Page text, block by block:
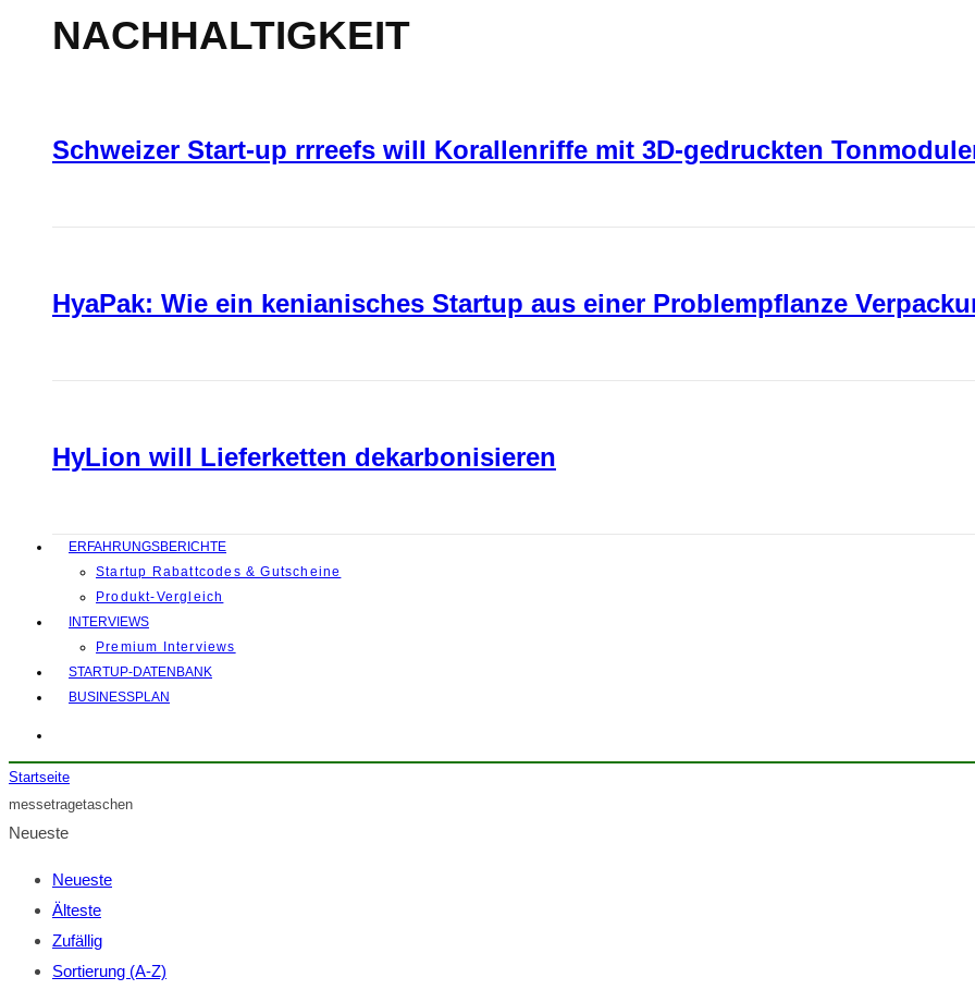
NACHHALTIGKEIT
Schweizer Start-up rrreefs will Korallenriffe mit 3D-gedruckten
HyaPak: Wie ein kenianisches Startup aus einer Problempflanze
HyLion will Lieferketten dekarbonisieren
ERFAHRUNGSBERICHTE
Startup Rabattcodes & Gutscheine
Produkt-Vergleich
INTERVIEWS
Premium Interviews
STARTUP-DATENBANK
BUSINESSPLAN
Startseite
messetragetaschen
Neueste
Neueste
Älteste
Zufällig
Sortierung (A-Z)